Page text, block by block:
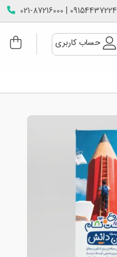
09154437224 | 021-87216000
حساب کاربری